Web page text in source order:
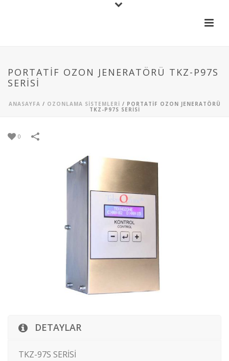
PORTATIF OZON JENERATÖRÜ TKZ-P97S
SERISI
ANASAYFA / OZONLAMA SISTEMLERI / PORTATIF OZON JENERATÖRÜ
TKZ-P97S SERISI
0
DETAYLAR
TKZ-97S SERİSİ